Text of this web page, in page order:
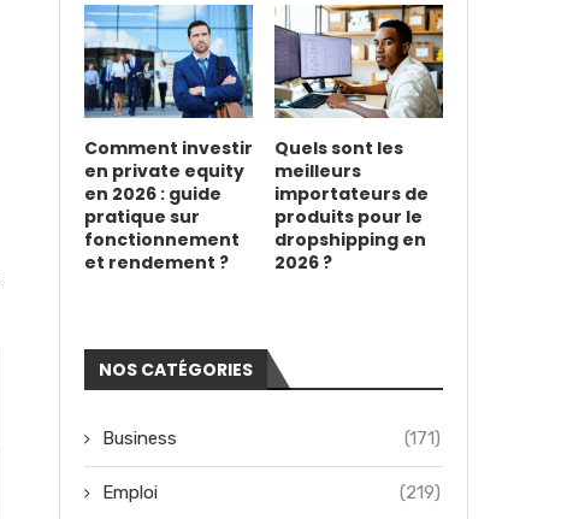
Comment investir
en private equity
en 2026 : guide
pratique sur
fonctionnement
et rendement ?
Quels sont les
meilleurs
importateurs de
produits pour le
dropshipping en
2026 ?
NOS CATÉGORIES
Business (171)
Emploi (219)